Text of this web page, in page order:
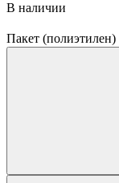
В наличии
Пакет